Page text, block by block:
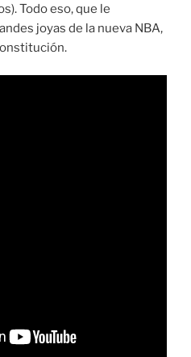
Todo eso, que le
joyas de la nueva NBA,